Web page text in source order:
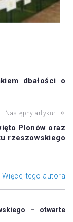
dbałości o
Następny artykuł
Plonów oraz
rzeszowskiego
Więcej tego autora
– otwarte